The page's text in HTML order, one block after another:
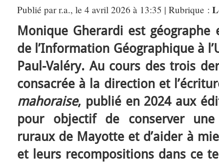
Publié par r.a., le 4 avril 2026 à 13:35 | Rubrique :
Monique Gherardi est géographe
de l’Information Géographique à
Paul-Valéry. Au cours des trois
consacrée à la direction et
mahoraise, publié en 2024 aux
pour objectif de conserver
ruraux de Mayotte et d’aider à
et leurs recompositions dans ce